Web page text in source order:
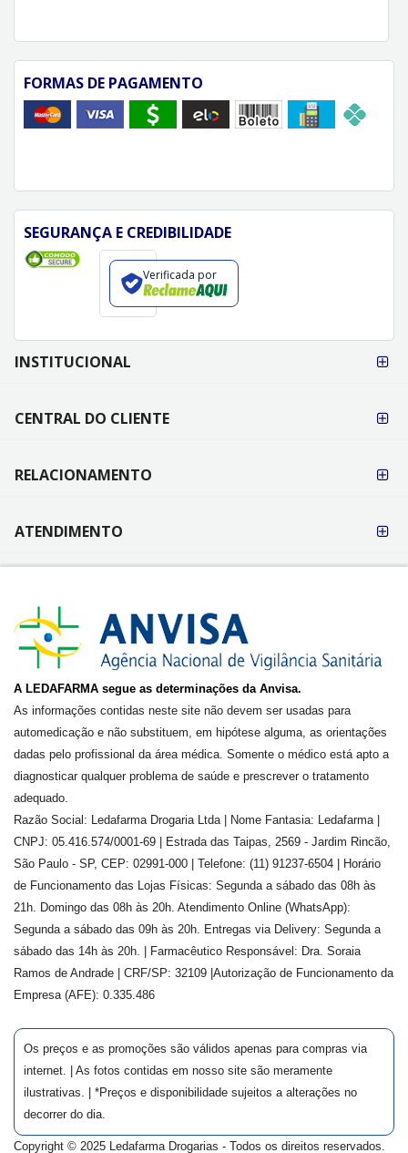
FORMAS DE PAGAMENTO
SEGURANÇA E CREDIBILIDADE
Verificada por
FORMAS DE
PAGAMENTO
INSTITUCIONAL
CENTRAL DO CLIENTE
RELACIONAMENTO
ATENDIMENTO
A LEDAFARMA segue as determinações da Anvisa.
As informações contidas neste site não devem ser usadas para
automedicação e não substituem, em hipótese alguma, as orientações
dadas pelo profissional da área médica. Somente o médico está apto a
diagnosticar qualquer problema de saúde e prescrever o tratamento
adequado.
Razão Social: Ledafarma Drogaria Ltda | Nome Fantasia: Ledafarma |
CNPJ: 05.416.574/0001-69 | Estrada das Taipas, 2569 - Jardim Rincão,
São Paulo - SP, CEP: 02991-000 | Telefone: (11) 91237-6504 | Horário
de Funcionamento das Lojas Físicas: Segunda a sábado das 08h às
21h. Domingo das 08h às 20h. Atendimento Online (WhatsApp):
Segunda a sábado das 09h às 20h. Entregas via Delivery: Segunda a
sábado das 14h às 20h. | Farmacêutico Responsável: Dra. Soraia
Ramos de Andrade
| CRF/SP: 32109 |Autorização de Funcionamento da
Empresa (AFE): 0.335.486
Os preços e as promoções são válidos apenas para compras via
internet. | As fotos contidas em nosso site são meramente
ilustrativas. | *Preços e disponibilidade sujeitos a alterações no
decorrer do dia.
Copyright © 2025 Ledafarma Drogarias - Todos os direitos reservados.